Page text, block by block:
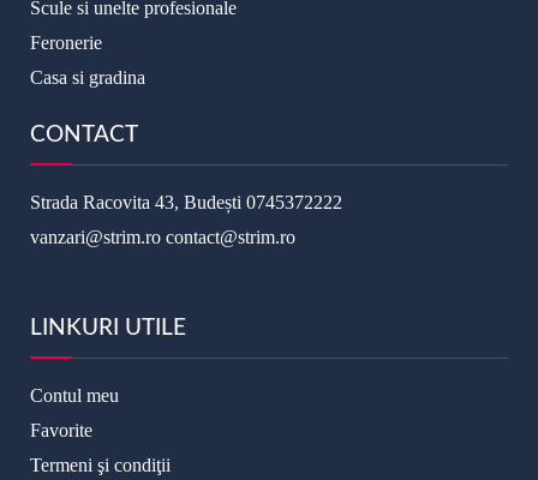
Scule si unelte profesionale
Feronerie
Casa si gradina
CONTACT
Strada Racovita 43, Budești 0745372222
vanzari@strim.ro contact@strim.ro
LINKURI UTILE
Contul meu
Favorite
Termeni şi condiţii